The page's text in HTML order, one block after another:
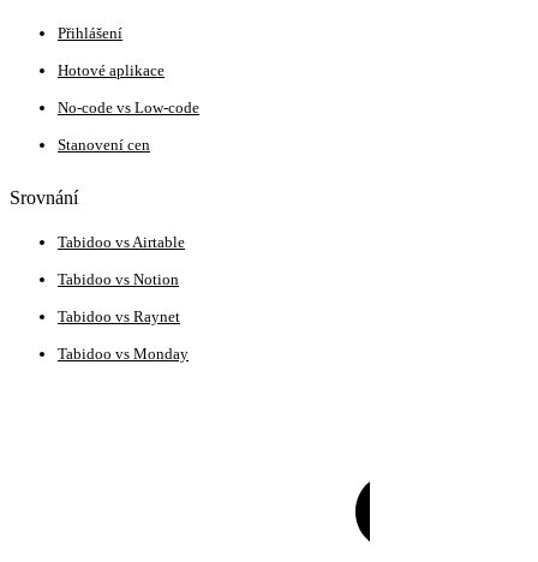
Přihlášení
Hotové aplikace
No-code vs Low-code
Stanovení cen
Srovnání
Tabidoo vs Airtable
Tabidoo vs Notion
Tabidoo vs Raynet
Tabidoo vs Monday